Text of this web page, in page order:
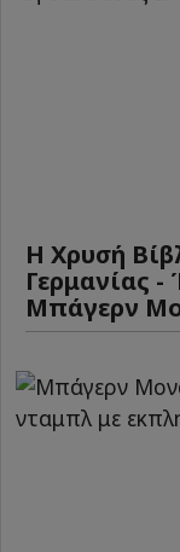
Η Χρυσή
Γερμανίας -
Μπάγερν